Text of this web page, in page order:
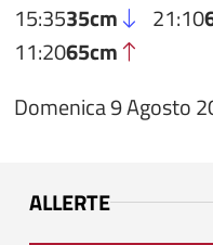
15:3535cm 21:10
11:2065cm
Domenica 9 Agosto
ALLERTE